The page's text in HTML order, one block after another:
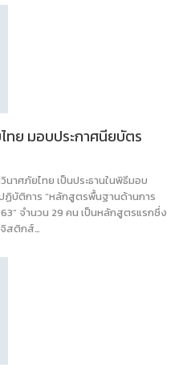
ทย มอบประกาศนียบัตร
าศภัยไทย เป็นประธานในพิธีมอบ
ฏิบัติการ “หลักสูตรพื้นฐานด้านการ
จำนวน 29 คน เป็นหลักสูตรแรกซึ่ง
จิสติกส์…